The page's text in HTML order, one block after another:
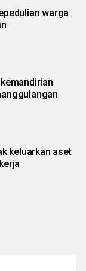
warga
keluarkan aset